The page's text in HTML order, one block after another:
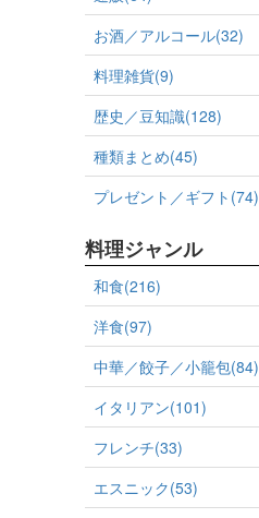
お酒／アルコール(32)
料理雑貨(9)
歴史／豆知識(128)
種類まとめ(45)
プレゼント／ギフト(74)
料理ジャンル
和食(216)
洋食(97)
中華／餃子／小籠包(84)
イタリアン(101)
フレンチ(33)
エスニック(53)